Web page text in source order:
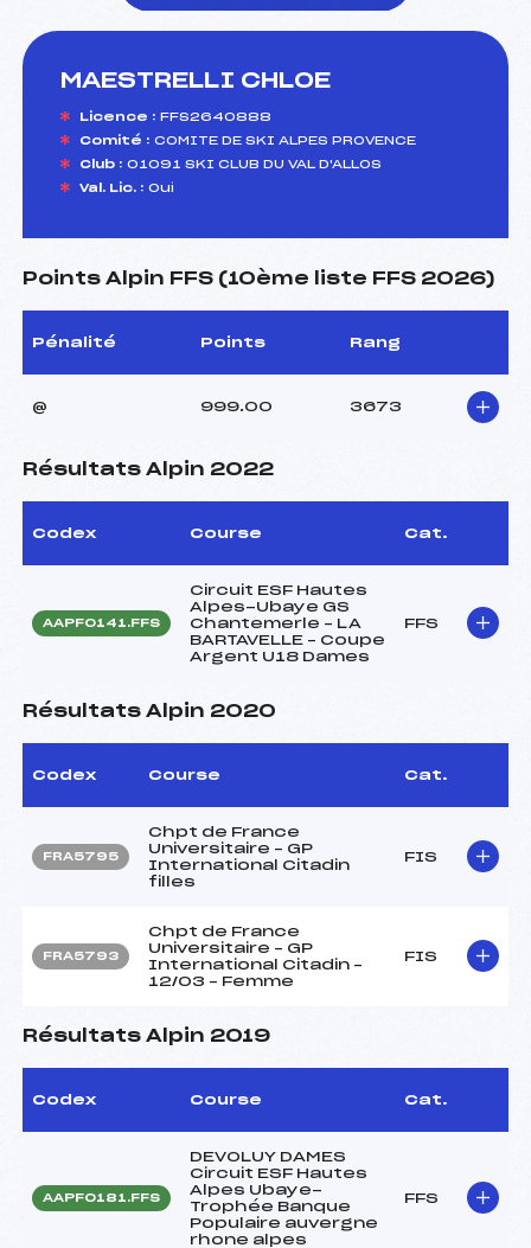
MAESTRELLI CHLOE
Licence : FFS2640888
Comité : COMITE DE SKI ALPES PROVENCE
Club : 01091 SKI CLUB DU VAL D'ALLOS
Val. Lic. : Oui
Points Alpin FFS (10ème liste FFS 2026)
Pénalité Points Rang
@ 999.00 3673
Résultats Alpin 2022
Codex Course Cat.
AAPF0141.FFS
Circuit ESF Hautes
Alpes-Ubaye GS
Chantemerle – LA
BARTAVELLE – Coupe
Argent U18 Dames
FFS
Résultats Alpin 2020
Codex Course Cat.
FRA5795
Chpt de France
Universitaire – GP
International Citadin
filles
FIS
FRA5793
Chpt de France
Universitaire – GP
International Citadin –
12/03 – Femme
FIS
Résultats Alpin 2019
Codex Course Cat.
AAPF0181.FFS
DEVOLUY DAMES
Circuit ESF Hautes
Alpes Ubaye-
Trophée Banque
Populaire auvergne
rhone alpes
FFS